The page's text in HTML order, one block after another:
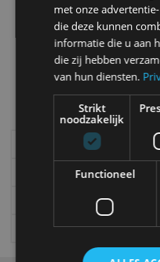
Video: Op
mrt 2016
Meer
Alle
Elektrisch
Interview
Gadgets
Video
met onze
die deze kunnen
informatie die u aan
die zij hebben
van hun diensten.
Strikt
noodzakelijk
Functioneel